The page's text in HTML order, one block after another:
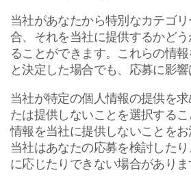
当社があなたから特別なカテゴ
合、それを当社に提供するかど
ることができます。これらの情
と決定した場合でも、応募に影響
当社が特定の個人情報の提供を
たは提供しないことを選択する
情報を当社に提供しないことをお
当社はあなたの応募を検討した
に応じたりできない場合がありま